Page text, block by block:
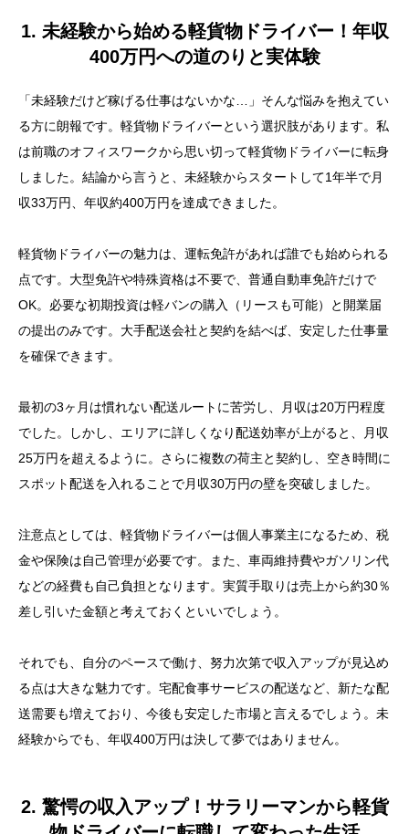
1. 未経験から始める軽貨物ドライバー！年収
400万円への道のりと実体験
「未経験だけど稼げる仕事はないかな…」そんな悩みを抱えてい
る方に朗報です。軽貨物ドライバーという選択肢があります。私
は前職のオフィスワークから思い切って軽貨物ドライバーに転身
しました。結論から言うと、未経験からスタートして1年半で月
収33万円、年収約400万円を達成できました。
軽貨物ドライバーの魅力は、運転免許があれば誰でも始められる
点です。大型免許や特殊資格は不要で、普通自動車免許だけで
OK。必要な初期投資は軽バンの購入（リースも可能）と開業届
の提出のみです。大手配送会社と契約を結べば、安定した仕事量
を確保できます。
最初の3ヶ月は慣れない配送ルートに苦労し、月収は20万円程度
でした。しかし、エリアに詳しくなり配送効率が上がると、月収
25万円を超えるように。さらに複数の荷主と契約し、空き時間に
スポット配送を入れることで月収30万円の壁を突破しました。
注意点としては、軽貨物ドライバーは個人事業主になるため、税
金や保険は自己管理が必要です。また、車両維持費やガソリン代
などの経費も自己負担となります。実質手取りは売上から約30％
差し引いた金額と考えておくといいでしょう。
それでも、自分のペースで働け、努力次第で収入アップが見込め
る点は大きな魅力です。宅配食事サービスの配送など、新たな配
送需要も増えており、今後も安定した市場と言えるでしょう。未
経験からでも、年収400万円は決して夢ではありません。
2. 驚愕の収入アップ！サラリーマンから軽貨